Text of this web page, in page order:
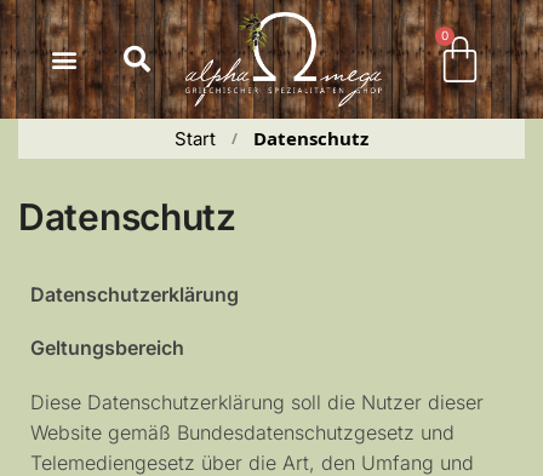
springen
0
Start / Datenschutz
Datenschutz
Datenschutzerklärung
Geltungsbereich
Diese Datenschutzerklärung soll die Nutzer dieser
Website gemäß Bundesdatenschutzgesetz und
Telemediengesetz über die Art, den Umfang und